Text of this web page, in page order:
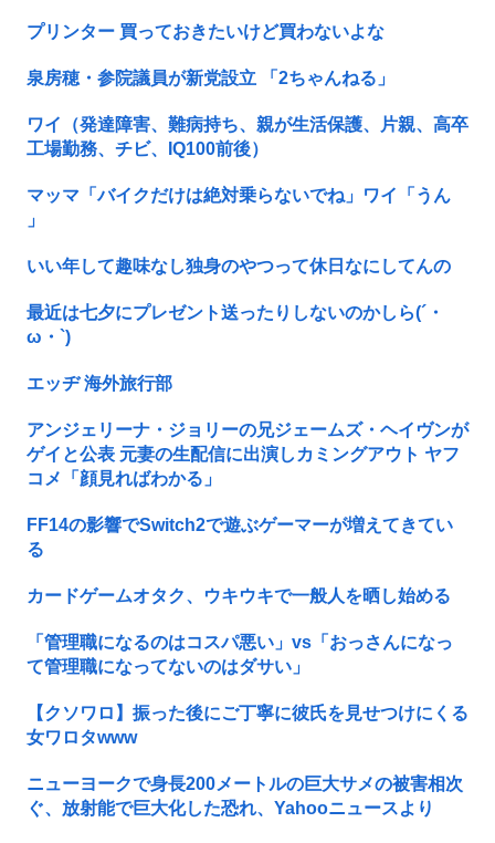
プリンター 買っておきたいけど買わないよな
泉房穂・参院議員が新党設立 「2ちゃんねる」
ワイ（発達障害、難病持ち、親が生活保護、片親、高卒
工場勤務、チビ、IQ100前後）
マッマ「バイクだけは絶対乗らないでね」ワイ「うん
」
いい年して趣味なし独身のやつって休日なにしてんの
最近は七夕にプレゼント送ったりしないのかしら(´・
ω・`)
エッヂ 海外旅行部
アンジェリーナ・ジョリーの兄ジェームズ・ヘイヴンが
ゲイと公表 元妻の生配信に出演しカミングアウト ヤフ
コメ「顔見ればわかる」
FF14の影響でSwitch2で遊ぶゲーマーが増えてきてい
る
カードゲームオタク、ウキウキで一般人を晒し始める
「管理職になるのはコスパ悪い」vs「おっさんになっ
て管理職になってないのはダサい」
【クソワロ】振った後にご丁寧に彼氏を見せつけにくる
女ワロタwww
ニューヨークで身長200メートルの巨大サメの被害相次
ぐ、放射能で巨大化した恐れ、Yahooニュースより